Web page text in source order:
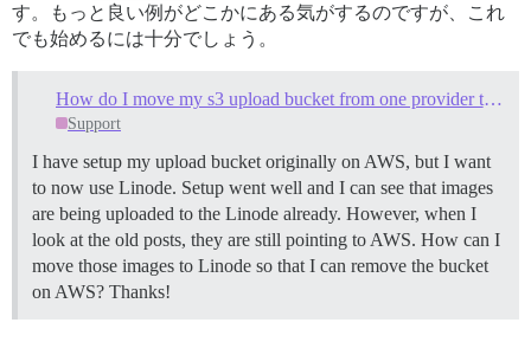
す。もっと良い例がどこかにある気がするのですが、これ
でも始めるには十分でしょう。
How do I move my s3 upload bucket from one provider to another?
Support
I have setup my upload bucket originally on AWS, but I want
to now use Linode. Setup went well and I can see that images
are being uploaded to the Linode already. However, when I
look at the old posts, they are still pointing to AWS. How can I
move those images to Linode so that I can remove the bucket
on AWS? Thanks!